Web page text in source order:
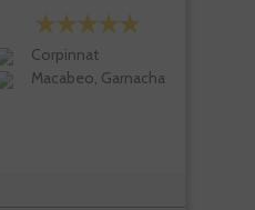
Corpinnat
Macabeo, Garnacha